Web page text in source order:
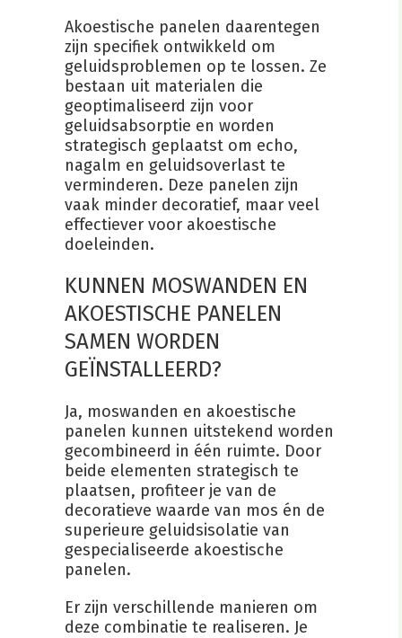
Akoestische panelen daarentegen
zijn specifiek ontwikkeld om
geluidsproblemen op te lossen. Ze
bestaan uit materialen die
geoptimaliseerd zijn voor
geluidsabsorptie en worden
strategisch geplaatst om echo,
nagalm en geluidsoverlast te
verminderen. Deze panelen zijn
vaak minder decoratief, maar veel
effectiever voor akoestische
doeleinden.
KUNNEN MOSWANDEN EN
AKOESTISCHE PANELEN
SAMEN WORDEN
GEÏNSTALLEERD?
Ja, moswanden en akoestische
panelen kunnen uitstekend worden
gecombineerd in één ruimte. Door
beide elementen strategisch te
plaatsen, profiteer je van de
decoratieve waarde van mos én de
superieure geluidsisolatie van
gespecialiseerde akoestische
panelen.
Er zijn verschillende manieren om
deze combinatie te realiseren. Je